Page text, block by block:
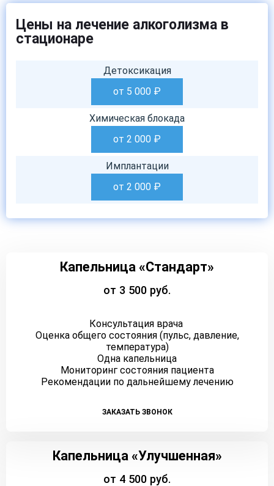
Цены на лечение алкоголизма в
стационаре
Детоксикация
от 5 000 ₽
Химическая блокада
от 2 000 ₽
Имплантации
от 2 000 ₽
Капельница «Стандарт»
от 3 500 руб.
Консультация врача
Оценка общего состояния (пульс, давление,
температура)
Одна капельница
Мониторинг состояния пациента
Рекомендации по дальнейшему лечению
ЗАКАЗАТЬ ЗВОНОК
Капельница «Улучшенная»
от 4 500 руб.